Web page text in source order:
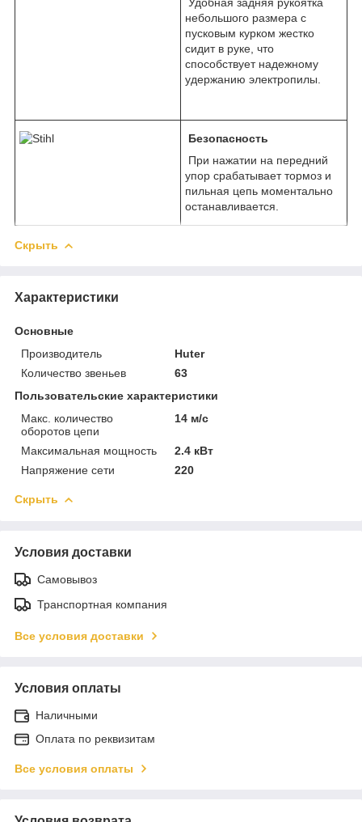
небольшого размера с
пусковым курком жестко
сидит в руке, что
способствует надежному
удержанию электропилы.
Безопасность
При нажатии на передний
упор срабатывает тормоз и
пильная цепь моментально
останавливается.
Скрыть
Характеристики
Основные
Производитель
Huter
Количество звеньев
63
Пользовательские характеристики
Макс. количество
оборотов цепи
14 м/с
Максимальная мощность
2.4 кВт
Напряжение сети
220
Скрыть
Условия доставки
Самовывоз
Транспортная компания
Все условия доставки
Условия оплаты
Наличными
Оплата по реквизитам
Все условия оплаты